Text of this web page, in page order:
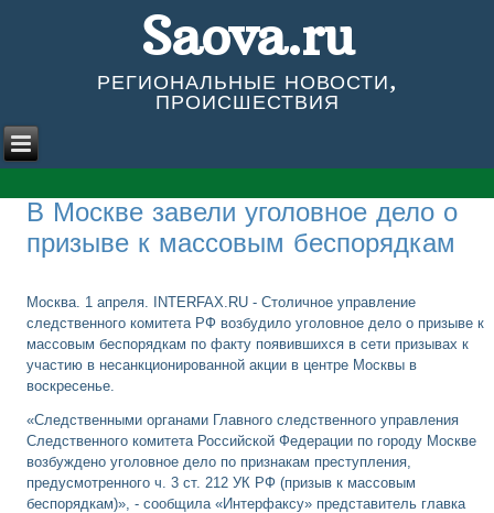
Saova.ru
РЕГИОНАЛЬНЫЕ НОВОСТИ,
ПРОИСШЕСТВИЯ
В Москве завели уголовное дело о
призыве к массовым беспорядкам
Москва. 1 апреля. INTERFAX.RU - Столичное управление
следственного комитета РФ возбудило уголовное дело о призыве к
массовым беспорядкам по факту появившихся в сети призывах к
участию в несанкционированной акции в центре Москвы в
воскресенье.
«Следственными органами Главного следственного управления
Следственного комитета Российской Федерации по городу Москве
возбуждено уголовное дело по признакам преступления,
предусмотренного ч. 3 ст. 212 УК РФ (призыв к массовым
беспорядкам)», - сообщила «Интерфаксу» представитель главка